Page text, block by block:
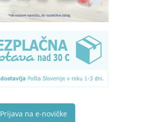
Prijava na e-novičke